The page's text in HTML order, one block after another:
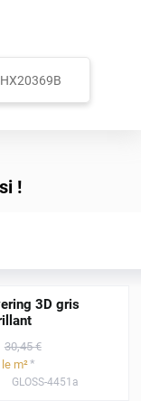
HX20369B
!
3D gris
30,45 €
le m²*
GLOSS-4451a